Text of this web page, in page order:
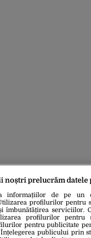
noștri prelucrăm datele
informațiilor de pe un
profilurilor pentru
îmbunătățirea serviciilor.
profilurilor pentru
pentru publicitate
publicului prin